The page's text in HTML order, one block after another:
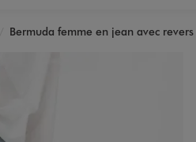
Bermuda femme en jean avec revers